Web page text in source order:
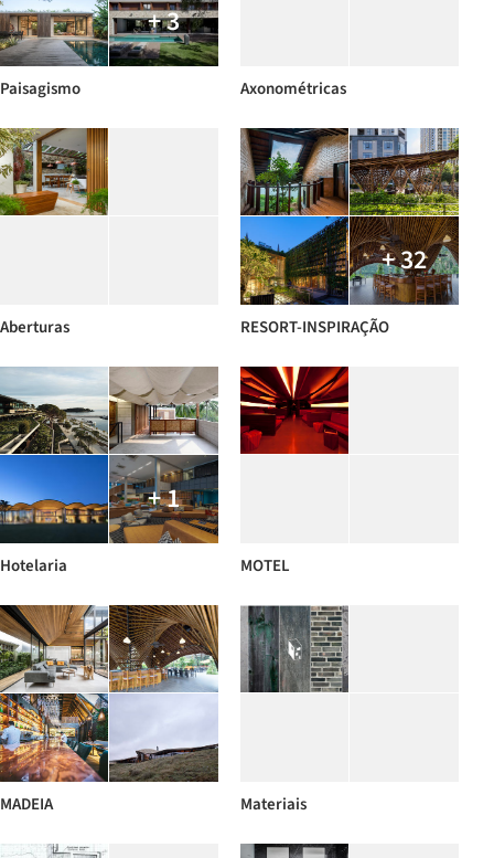
+ 3
Paisagismo Axonométricas
Aberturas
+ 32
RESORT-INSPIRAÇÃO
+ 1
Hotelaria MOTEL
MADEIA Materiais